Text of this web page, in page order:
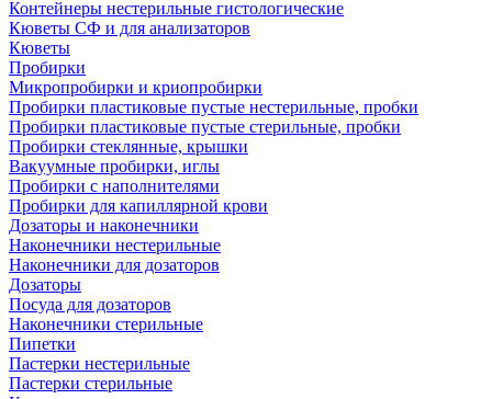
Контейнеры нестерильные гистологические
Кюветы СФ и для анализаторов
Кюветы
Пробирки
Микропробирки и криопробирки
Пробирки пластиковые пустые нестерильные, пробки
Пробирки пластиковые пустые стерильные, пробки
Пробирки стеклянные, крышки
Вакуумные пробирки, иглы
Пробирки с наполнителями
Пробирки для капиллярной крови
Дозаторы и наконечники
Наконечники нестерильные
Наконечники для дозаторов
Дозаторы
Посуда для дозаторов
Наконечники стерильные
Пипетки
Пастерки нестерильные
Пастерки стерильные